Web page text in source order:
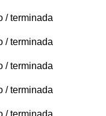
/ terminada
/ terminada
/ terminada
/ terminada